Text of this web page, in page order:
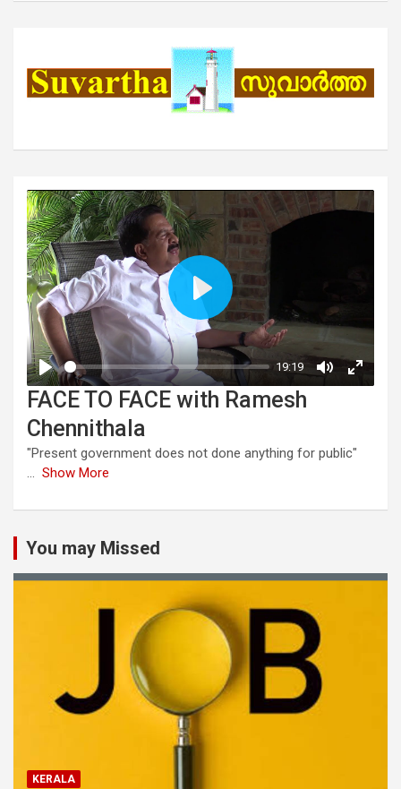
FACE TO FACE with Ramesh
Chennithala
"Present government does not done anything for public"
... Show More
You may Missed
KERALA